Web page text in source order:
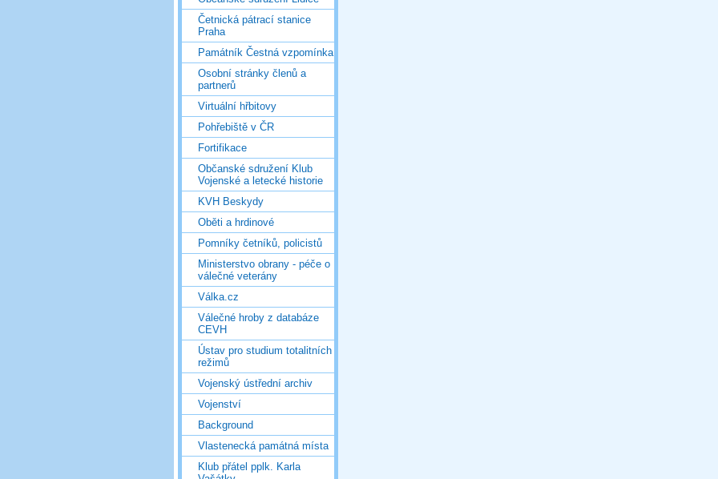
Četnická pátrací stanice
Praha
Památník Čestná vzpomínka
Osobní stránky členů a
partnerů
Virtuální hřbitovy
Pohřebiště v ČR
Fortifikace
Občanské sdružení Klub
Vojenské a letecké historie
KVH Beskydy
Oběti a hrdinové
Pomníky četníků, policistů
Ministerstvo obrany - péče o
válečné veterány
Válka.cz
Válečné hroby z databáze
CEVH
Ústav pro studium totalitních
režimů
Vojenský ústřední archiv
Vojenství
Background
Vlastenecká památná místa
Klub přátel pplk. Karla